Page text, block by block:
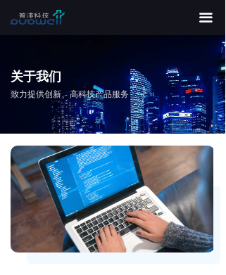
끀
关于我们
致力提供创新、高科技产品服务